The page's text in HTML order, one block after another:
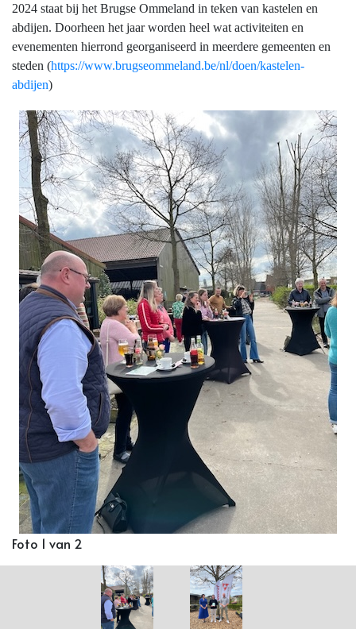
2024 staat bij het Brugse Ommeland in teken van kastelen en
abdijen. Doorheen het jaar worden heel wat activiteiten en
evenementen hierrond georganiseerd in meerdere gemeenten en
steden (https://www.brugseommeland.be/nl/doen/kastelen-
abdijen)
Foto 1 van 2